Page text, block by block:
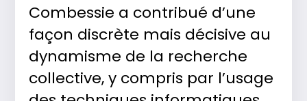
Combessie a contribué d’une
façon discrète mais décisive au
dynamisme de la recherche
collective, y compris par l’usage